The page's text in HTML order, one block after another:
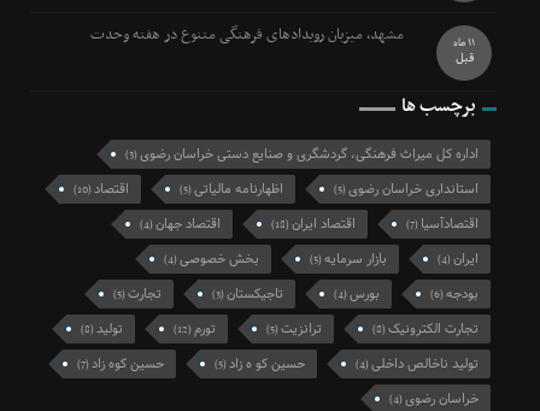
مشهد، میزبان رویدادهای فرهنگی متنوع در هفته وحدت 11 ماه
قبل
برچسب ها
اداره کل میراث فرهنگی، گردشگری و صنایع دستی خراسان رضوی(3)
استانداری خراسان رضوی(5) اظهارنامه مالیاتی(5) اقتصاد(10)
اقتصادآسیا (7) اقتصاد ایران(18) اقتصاد جهان(4)
ایران(4) بازار سرمایه(5) بخش خصوصی(4)
بودجه(6) بورس(4) تاجیکستان(3) تجارت(5)
تجارت الکترونیک(8) ترانزیت(5) تورم(12) تولید(8)
تولید ناخالص داخلی(4) حسین کو ه زاد(5) حسین کوه زاد(7)
خراسان رضوی(4)